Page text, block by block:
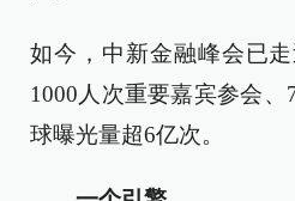
如今，中新金融峰会已
1000人次重要嘉宾参会
球曝光量超6亿次。